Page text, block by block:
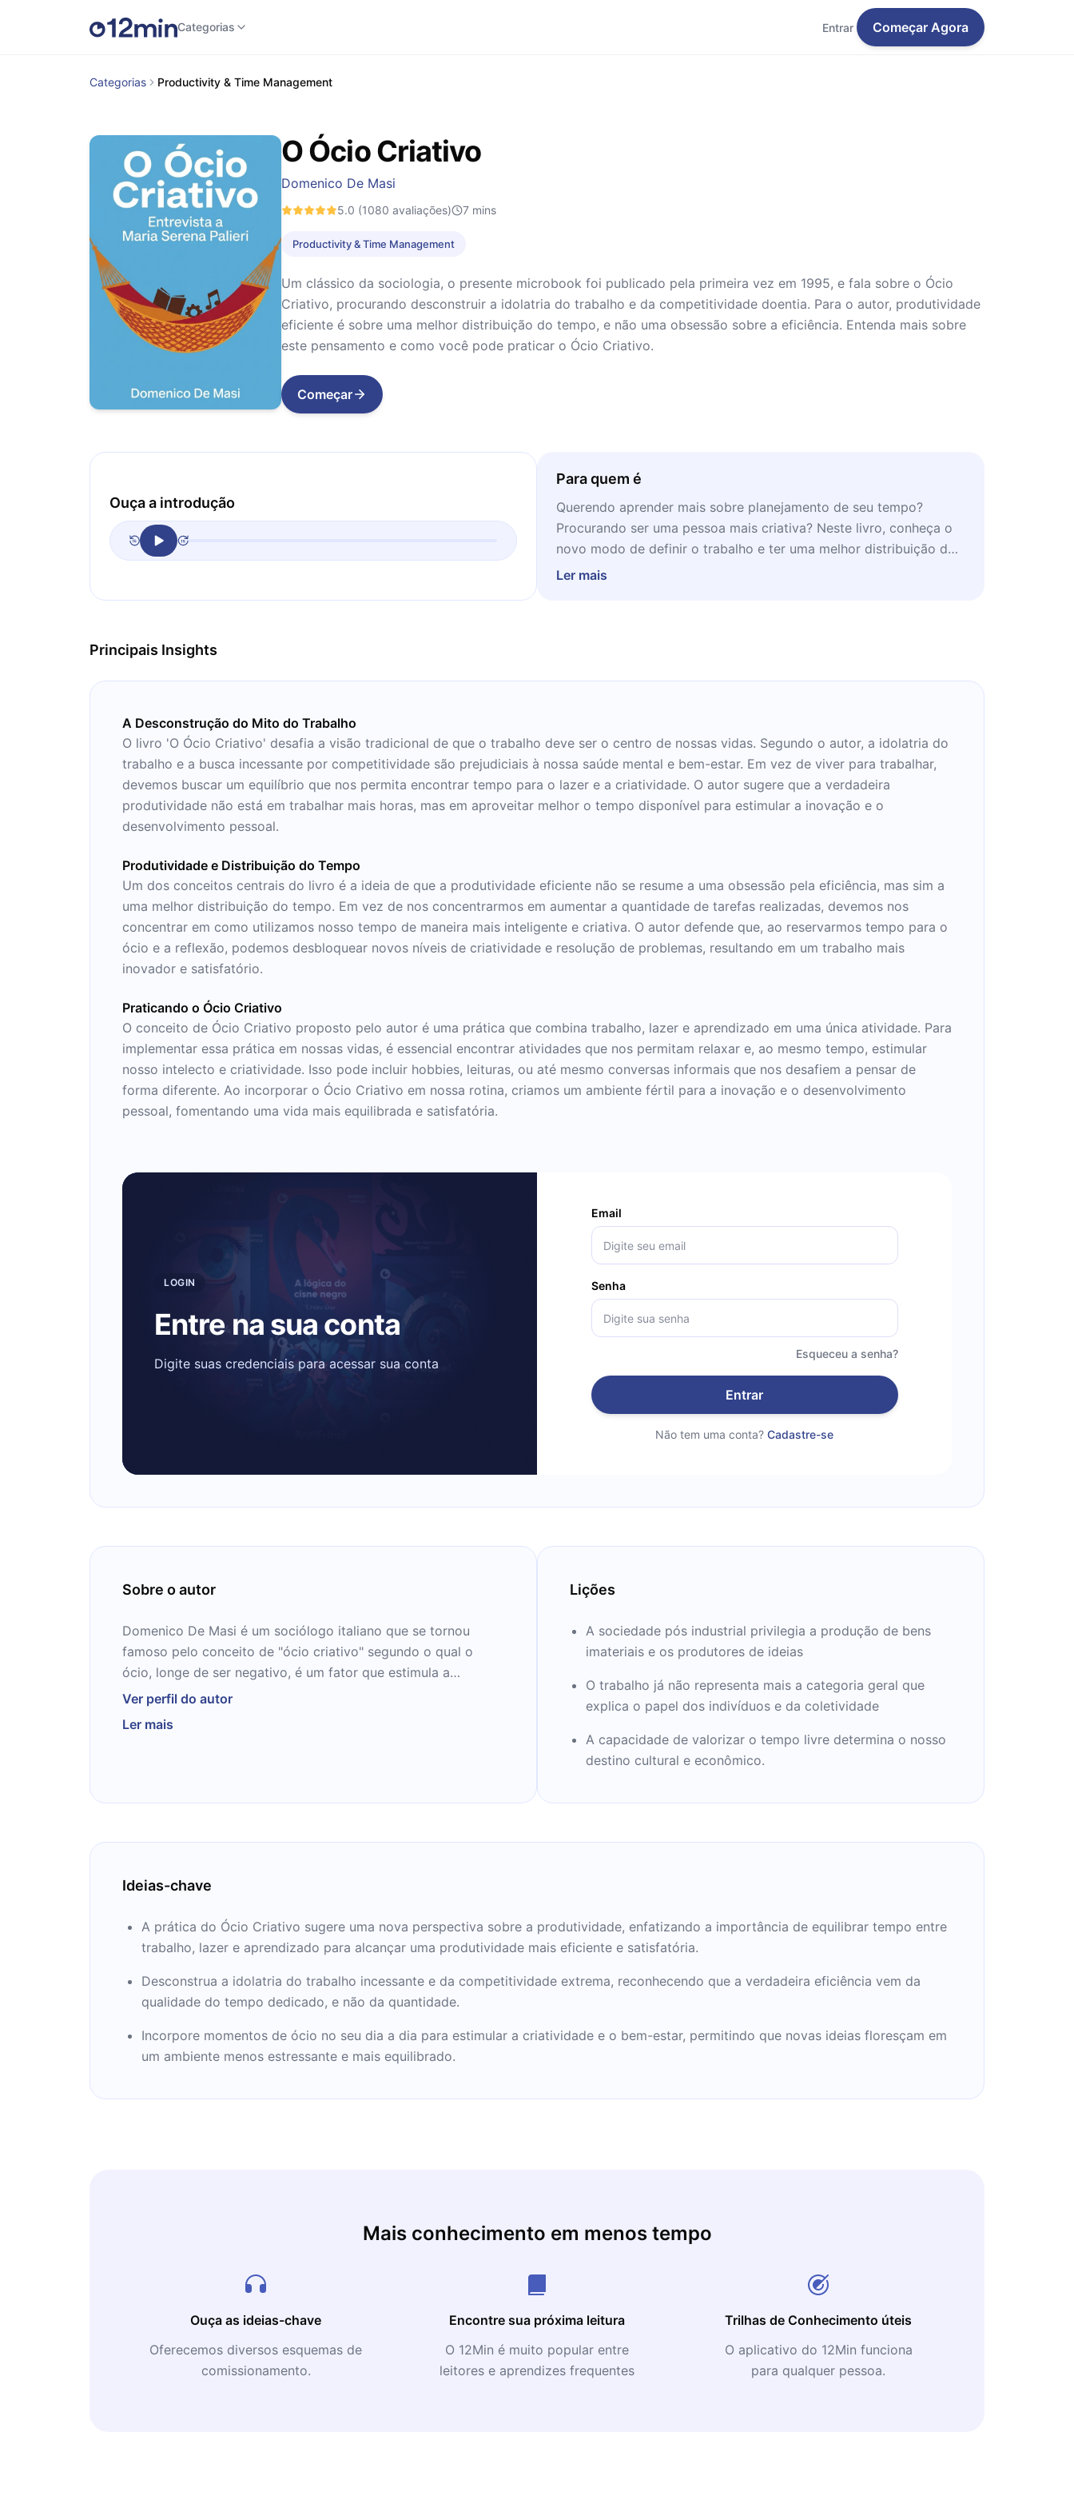
Categorias Entrar Começar Agora
Categorias Productivity & Time Management
O Ócio Criativo
Domenico De Masi
5.0 (1080 avaliações) 7 mins
Productivity & Time Management
Um clássico da sociologia, o presente microbook foi publicado pela primeira vez em 1995, e fala sobre o Ócio
Criativo, procurando desconstruir a idolatria do trabalho e da competitividade doentia. Para o autor, produtividade
eficiente é sobre uma melhor distribuição do tempo, e não uma obsessão sobre a eficiência. Entenda mais sobre
este pensamento e como você pode praticar o Ócio Criativo.
Começar
Ouça a introdução
Para quem é
Querendo aprender mais sobre planejamento de seu tempo?
Procurando ser uma pessoa mais criativa? Neste livro, conheça o
novo modo de definir o trabalho e ter uma melhor distribuição do
tempo.
Ler mais
Principais Insights
A Desconstrução do Mito do Trabalho
O livro 'O Ócio Criativo' desafia a visão tradicional de que o trabalho deve ser o centro de nossas vidas. Segundo o autor, a idolatria do
trabalho e a busca incessante por competitividade são prejudiciais à nossa saúde mental e bem-estar. Em vez de viver para trabalhar,
devemos buscar um equilíbrio que nos permita encontrar tempo para o lazer e a criatividade. O autor sugere que a verdadeira
produtividade não está em trabalhar mais horas, mas em aproveitar melhor o tempo disponível para estimular a inovação e o
desenvolvimento pessoal.
Produtividade e Distribuição do Tempo
Um dos conceitos centrais do livro é a ideia de que a produtividade eficiente não se resume a uma obsessão pela eficiência, mas sim a
uma melhor distribuição do tempo. Em vez de nos concentrarmos em aumentar a quantidade de tarefas realizadas, devemos nos
concentrar em como utilizamos nosso tempo de maneira mais inteligente e criativa. O autor defende que, ao reservarmos tempo para o
ócio e a reflexão, podemos desbloquear novos níveis de criatividade e resolução de problemas, resultando em um trabalho mais
inovador e satisfatório.
Praticando o Ócio Criativo
O conceito de Ócio Criativo proposto pelo autor é uma prática que combina trabalho, lazer e aprendizado em uma única atividade. Para
implementar essa prática em nossas vidas, é essencial encontrar atividades que nos permitam relaxar e, ao mesmo tempo, estimular
nosso intelecto e criatividade. Isso pode incluir hobbies, leituras, ou até mesmo conversas informais que nos desafiem a pensar de
forma diferente. Ao incorporar o Ócio Criativo em nossa rotina, criamos um ambiente fértil para a inovação e o desenvolvimento
pessoal, fomentando uma vida mais equilibrada e satisfatória.
LOGIN
Entre na sua conta
Digite suas credenciais para acessar sua conta
Email
Senha
Esqueceu a senha?
Entrar
Não tem uma conta? Cadastre-se
Sobre o autor
Domenico De Masi é um sociólogo italiano que se tornou
famoso pelo conceito de "ócio criativo" segundo o qual o
ócio, longe de ser negativo, é um fator que estimula a
criatividade pessoal.
Aos dezenove anos, já escrevia, para a revista Nord e Sud,
dirigiu a S3.Studium, escola de especialização em ciências
deles tidos como revolucionários. Entre eles, se destacam:
Ócio Criativo" e "O Futuro do Trabalho".
Ver perfil do autor
Ler mais
Lições
A sociedade pós industrial privilegia a produção de bens
imateriais e os produtores de ideias
O trabalho já não representa mais a categoria geral que
explica o papel dos indivíduos e da coletividade
A capacidade de valorizar o tempo livre determina o nosso
destino cultural e econômico.
Ideias-chave
A prática do Ócio Criativo sugere uma nova perspectiva sobre a produtividade, enfatizando a importância de equilibrar tempo entre
trabalho, lazer e aprendizado para alcançar uma produtividade mais eficiente e satisfatória.
Desconstrua a idolatria do trabalho incessante e da competitividade extrema, reconhecendo que a verdadeira eficiência vem da
qualidade do tempo dedicado, e não da quantidade.
Incorpore momentos de ócio no seu dia a dia para estimular a criatividade e o bem-estar, permitindo que novas ideias floresçam em
um ambiente menos estressante e mais equilibrado.
Mais conhecimento em menos tempo
Ouça as ideias-chave
Oferecemos diversos esquemas de
comissionamento.
Encontre sua próxima leitura
O 12Min é muito popular entre
leitores e aprendizes frequentes
Trilhas de Conhecimento úteis
O aplicativo do 12Min funciona
para qualquer pessoa.